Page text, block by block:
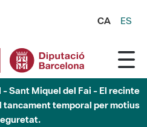
CA ES
2026 - Parc Fluvial Besòs -
Fluvial del Besòs degut a
passera sobre el riu